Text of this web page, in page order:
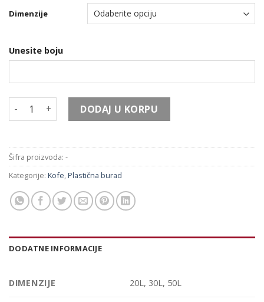
Dimenzije
Unesite boju
Kofa sa poklopcem SH količina
DODAJ U KORPU
Šifra proizvoda: -
Kategorije: Kofe Plastična burad
DODATNE INFORMACIJE
DIMENZIJE 20L, 30L, 50L